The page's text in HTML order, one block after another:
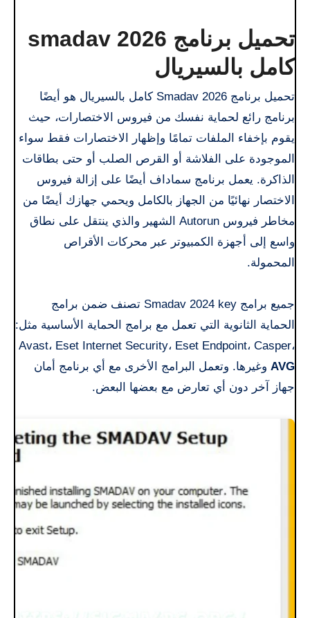
تحميل برنامج smadav 2026
كامل بالسيريال
تحميل برنامج Smadav 2026 كامل بالسيريال هو أيضًا
برنامج رائع لحماية نفسك من فيروس الاختصارات، حيث
يقوم بإخفاء الملفات تمامًا وإظهار الاختصارات فقط سواء
الموجودة على الفلاشة أو القرص الصلب أو حتى بطاقات
الذاكرة. يعمل برنامج سماداف أيضًا على إزالة فيروس
الاختصار نهائيًا من الجهاز بالكامل ويحمي جهازك أيضًا من
مخاطر فيروس Autorun الشهير والذي ينتقل على نطاق
واسع إلى أجهزة الكمبيوتر عبر محركات الأقراص
المحمولة.
جميع برامج Smadav 2024 key تصنف ضمن برامج
الحماية الثانوية التي تعمل مع برامج الحماية الأساسية مثل:
Avast، Eset Internet Security، Eset Endpoint، Casper،
AVG وغيرها. وتعمل البرامج الأخرى مع أي برنامج أمان
جهاز آخر دون أي تعارض مع بعضها البعض.